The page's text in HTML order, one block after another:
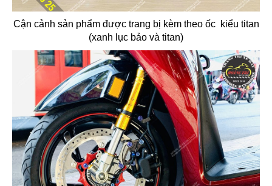
Cận cảnh sản phẩm được trang bị kèm theo ốc kiểu titan
(xanh lục bảo và titan)